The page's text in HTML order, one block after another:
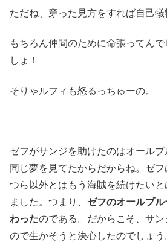
ただね、穿った見方をすれば自己犠
もちろん仲間のために命張ってん
しょ！
そりゃルフィも怒るっちゅーの。
ゼフがサンジを助けたのはオール
同じ夢を見てたからだからね。ゼ
つら以外とはもう海賊を続けたい
ました。つまり、 ゼフのオールブ
わったのである。だからこそ、サ
ので生かそうと決心したのでしょう